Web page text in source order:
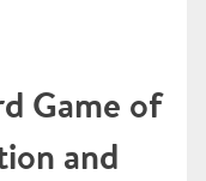
Game of
and